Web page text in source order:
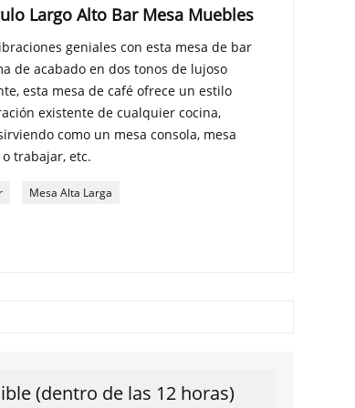
Largo Alto Bar Mesa Muebles
geniales con esta mesa de bar
de acabado en dos tonos de lujoso
esta mesa de café ofrece un estilo
existente de cualquier cocina,
como un mesa consola, mesa
trabajar, etc.
Mesa Alta Larga
(dentro de las 12 horas)